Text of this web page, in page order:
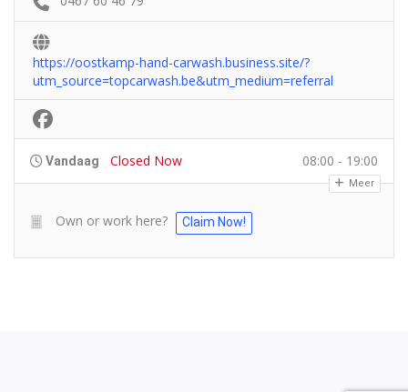
https://oostkamp-hand-carwash.business.site/?
utm_source=topcarwash.be&utm_medium=referral
Vandaag Closed Now 08:00 - 19:00
Meer
Own or work here? Claim Now!